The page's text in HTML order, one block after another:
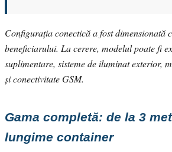
Configurația conectică a fost dimensionată
beneficiarului. La cerere, modelul poate fi
suplimentare, sisteme de iluminat exterior,
și conectivitate GSM.
Gama completă: de la 3
lungime container